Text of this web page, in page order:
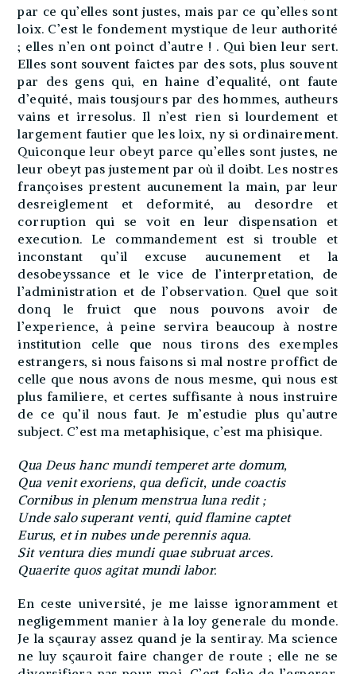
Qua Deus hanc mundi temperet arte domum,
Qua venit exoriens, qua deficit, unde coactis
Cornibus in plenum menstrua luna redit ;
Unde salo superant venti, quid flamine captet
Eurus, et in nubes unde perennis aqua.
Sit ventura dies mundi quae subruat arces.
Quaerite quos agitat mundi labor.
En ceste université, je me laisse ignoramment et
negligemment manier à la loy generale du monde.
Je la sçauray assez quand je la sentiray. Ma science
ne luy sçauroit faire changer de route ; elle ne se